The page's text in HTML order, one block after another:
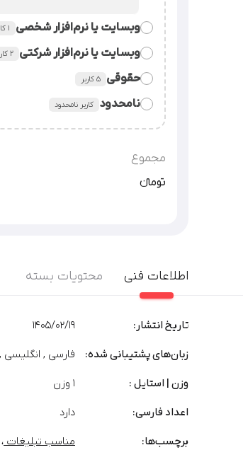
وبسایت یا نرم‌افزار شخصی ۱ کاربر
قراردادن فایل فونت در سورس
وبسایت یا نرم‌افزار شرکتی ٢ کاربر
قراردادن فایل فونت در سورس
حقوقی ۵ کاربر
استفاده از فایل فونت در همه‌ی
نامحدود کاربر نامحدود
مجموع
تومان‫ء‬‫
اطلاعات فنی محتویات بسته
تاریخ انتشار: 1405/02/19
زبان‌های پشتیبانی شده: فارسی , انگلیسی
وزن | استایل : 1 وزن
اعداد فارسی: دارد
برچسب‌‌ها: مناسب تبلیغات،